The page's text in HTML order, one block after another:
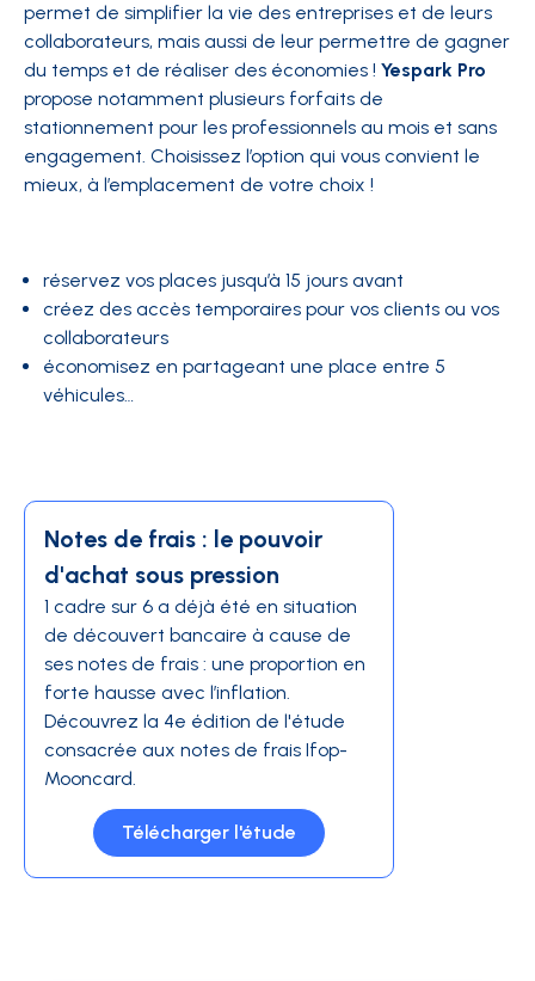
permet de simplifier la vie des entreprises et de leurs
collaborateurs, mais aussi de leur permettre de gagner
du temps et de réaliser des économies ! Yespark Pro
propose notamment plusieurs forfaits de
stationnement pour les professionnels au mois et sans
engagement. Choisissez l’option qui vous convient le
mieux, à l’emplacement de votre choix !
réservez vos places jusqu’à 15 jours avant
créez des accès temporaires pour vos clients ou vos
collaborateurs
économisez en partageant une place entre 5
véhicules…
Notes de frais : le pouvoir
d'achat sous pression
1 cadre sur 6 a déjà été en situation
de découvert bancaire à cause de
ses notes de frais : une proportion en
forte hausse avec l’inflation.
Découvrez la 4e édition de l'étude
consacrée aux notes de frais Ifop-
Mooncard.
Télécharger l'étude